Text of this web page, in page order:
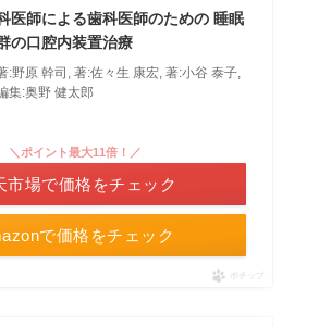
医師による歯科医師のための 睡眠
の口腔内装置治療
:野原 幹司, 著:佐々生 康宏, 著:小谷 泰子,
集:奥野 健太郎
で価格をチェック
＼ポイント最大11倍！／
市場で価格をチェック
ポチップ